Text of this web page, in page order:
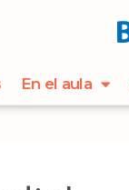
En el aula